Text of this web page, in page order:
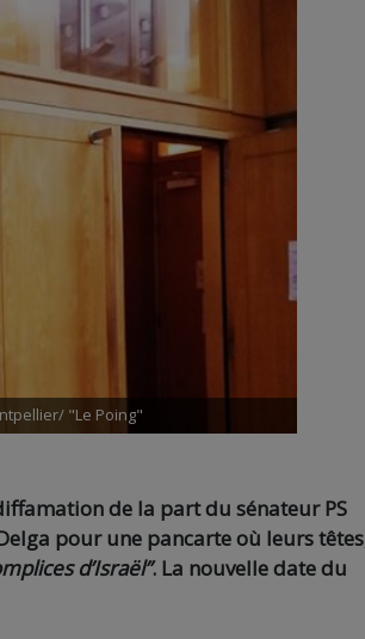
"Le Poing"
de la part du sénateur PS
pour une pancarte où leurs
d’Israël”. La nouvelle date du